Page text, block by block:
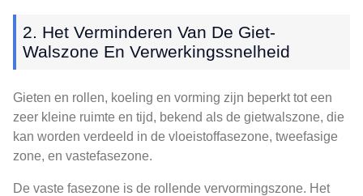
2. Het Verminderen Van De Giet-
Walszone En Verwerkingssnelheid
Gieten en rollen, koeling en vorming zijn beperkt tot een
zeer kleine ruimte en tijd, bekend als de gietwalszone, die
kan worden verdeeld in de vloeistoffasezone, tweefasige
zone, en vastefasezone.
De vaste fasezone is de rollende vervormingszone. Het